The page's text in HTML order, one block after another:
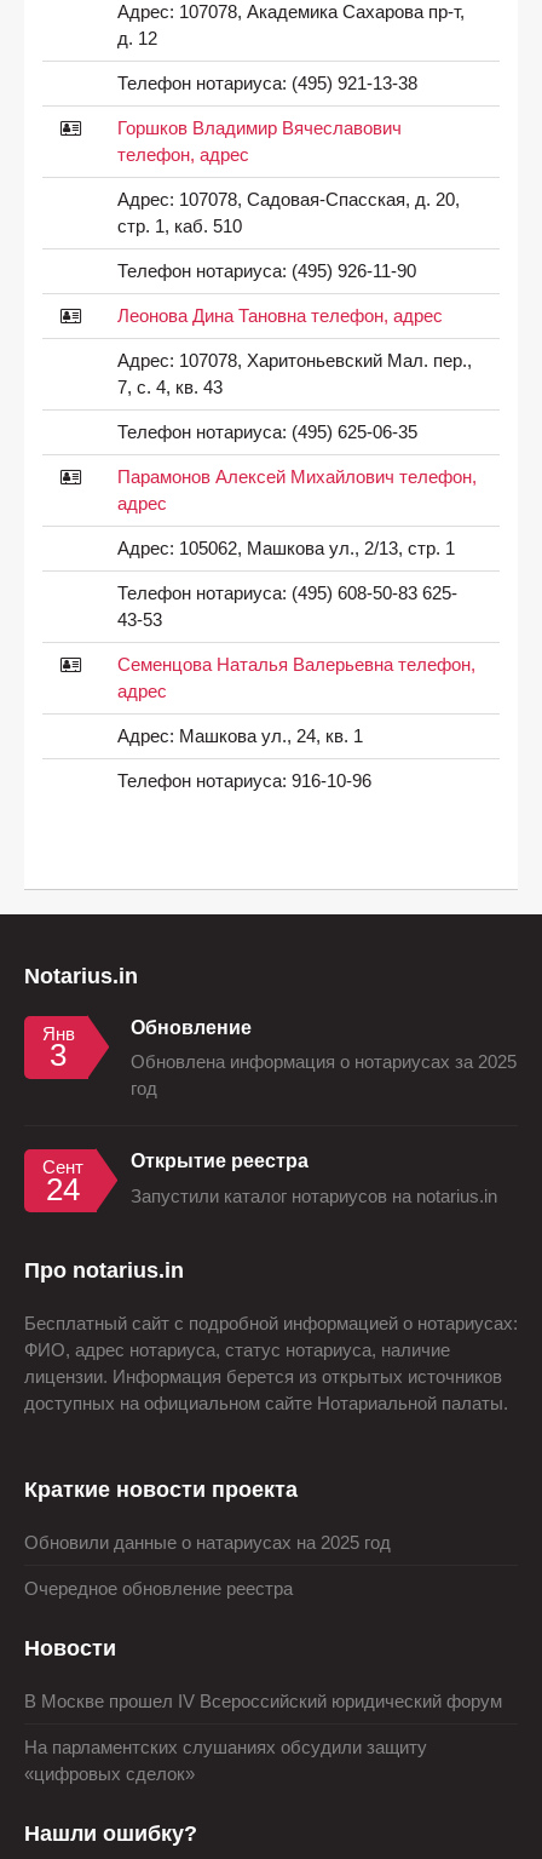
Адрес: 107078, Академика Сахарова пр-т,
д. 12
Телефон нотариуса: (495) 921-13-38
Горшков Владимир Вячеславович
телефон, адрес
Адрес: 107078, Садовая-Спасская, д. 20,
стр. 1, каб. 510
Телефон нотариуса: (495) 926-11-90
Леонова Дина Тановна телефон, адрес
Адрес: 107078, Харитоньевский Мал. пер.,
7, с. 4, кв. 43
Телефон нотариуса: (495) 625-06-35
Парамонов Алексей Михайлович телефон,
адрес
Адрес: 105062, Машкова ул., 2/13, стр. 1
Телефон нотариуса: (495) 608-50-83 625-
43-53
Семенцова Наталья Валерьевна телефон,
адрес
Адрес: Машкова ул., 24, кв. 1
Телефон нотариуса: 916-10-96
Notarius.in
Янв
3
Обновление
Обновлена информация о нотариусах за 2025
год
Сент
24
Открытие реестра
Запустили каталог нотариусов на notarius.in
Про notarius.in
Бесплатный сайт с подробной информацией о нотариусах:
ФИО, адрес нотариуса, статус нотариуса, наличие
лицензии. Информация берется из открытых источников
доступных на официальном сайте Нотариальной палаты.
Краткие новости проекта
Обновили данные о натариусах на 2025 год
Очередное обновление реестра
Новости
В Москве прошел IV Всероссийский юридический форум
На парламентских слушаниях обсудили защиту
«цифровых сделок»
Нашли ошибку?